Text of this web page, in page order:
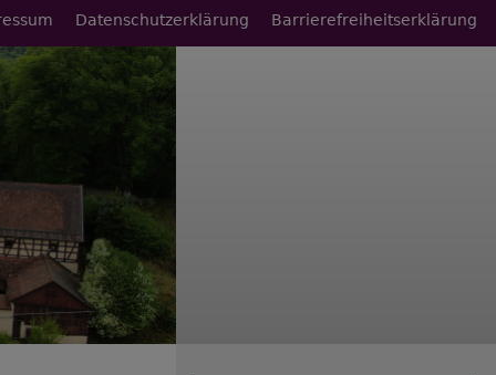
Datenschutzerklärung Barrierefreiheitserklärung